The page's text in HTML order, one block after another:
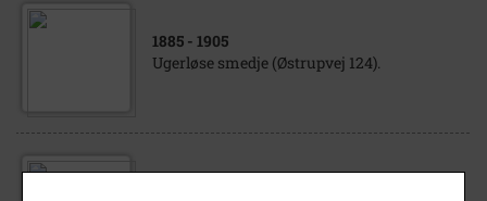
1885 - 1905
Ugerløse smedje (Østrupvej 124).